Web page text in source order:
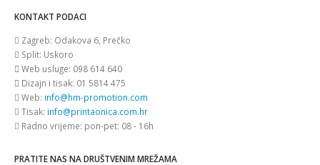
KONTAKT PODACI
Zagreb: Odakova 6, Prečko
Split: Uskoro
Web usluge: 098 614 640
Dizajn i tisak: 01 5814 475
Web: info@hm-promotion.com
Tisak: info@printaonica.com.hr
Radno vrijeme: pon-pet: 08 - 16h
PRATITE NAS NA DRUŠTVENIM MREŽAMA